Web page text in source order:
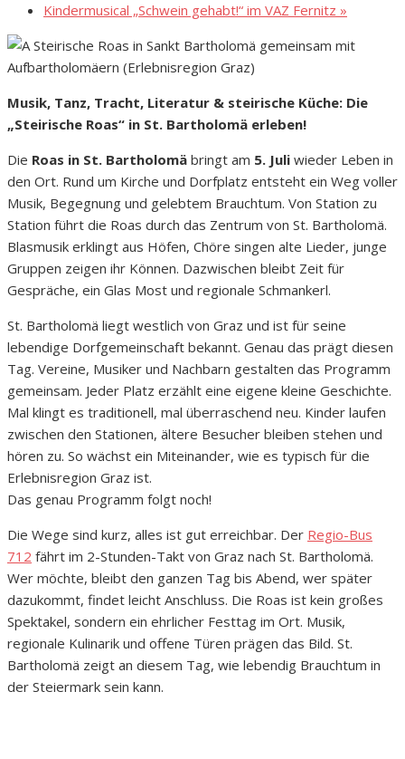
Kindermusical „Schwein gehabt!“ im VAZ Fernitz »
Musik, Tanz, Tracht, Literatur & steirische Küche: Die
„Steirische Roas“ in St. Bartholomä erleben!
Die Roas in St. Bartholomä bringt am 5. Juli wieder Leben in
den Ort. Rund um Kirche und Dorfplatz entsteht ein Weg voller
Musik, Begegnung und gelebtem Brauchtum. Von Station zu
Station führt die Roas durch das Zentrum von St. Bartholomä.
Blasmusik erklingt aus Höfen, Chöre singen alte Lieder, junge
Gruppen zeigen ihr Können. Dazwischen bleibt Zeit für
Gespräche, ein Glas Most und regionale Schmankerl.
St. Bartholomä liegt westlich von Graz und ist für seine
lebendige Dorfgemeinschaft bekannt. Genau das prägt diesen
Tag. Vereine, Musiker und Nachbarn gestalten das Programm
gemeinsam. Jeder Platz erzählt eine eigene kleine Geschichte.
Mal klingt es traditionell, mal überraschend neu. Kinder laufen
zwischen den Stationen, ältere Besucher bleiben stehen und
hören zu. So wächst ein Miteinander, wie es typisch für die
Erlebnisregion Graz ist.
Das genau Programm folgt noch!
Die Wege sind kurz, alles ist gut erreichbar. Der Regio-Bus
712 fährt im 2-Stunden-Takt von Graz nach St. Bartholomä.
Wer möchte, bleibt den ganzen Tag bis Abend, wer später
dazukommt, findet leicht Anschluss. Die Roas ist kein großes
Spektakel, sondern ein ehrlicher Festtag im Ort. Musik,
regionale Kulinarik und offene Türen prägen das Bild. St.
Bartholomä zeigt an diesem Tag, wie lebendig Brauchtum in
der Steiermark sein kann.